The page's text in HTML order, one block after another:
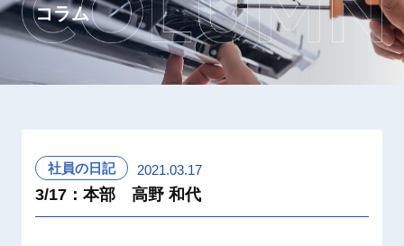
コラム
社員の日記 2021.03.17
3/17：本部 高野 和代